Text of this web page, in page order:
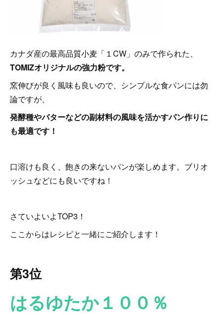
カナダ産の最高品質小麦「１CW」のみで作られた、
TOMIZオリジナルの強力粉です。
窯伸びが良く風味も良いので、シンプルな食パンには勿
論ですが、
発酵種やバターなどの副材料の風味を活かすパン作りに
も最適です！
口溶けも良く、飽きの来ないパンが楽しめます。ブリオ
ッシュなどにも良いですね！
さていよいよTOP3！
ここからはレシピと一緒にご紹介します！
第3位
はるゆたか１００％